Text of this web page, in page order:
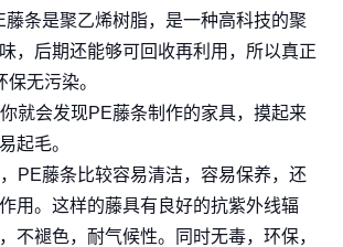
藤条是聚乙烯树脂，是一种高科技的聚
，后期还能够可回收再利用，所以真正
无污染。
就会发现PE藤条制作的家具，摸起来
起毛。
PE藤条比较容易清洁，容易保养，还
用。这样的藤具有良好的抗紫外线辐
不褪色，耐气候性。同时无毒，环保，